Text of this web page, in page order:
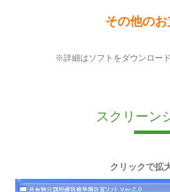
その他の
※詳細はソフトをダウンロー
スクリーン
クリックで拡